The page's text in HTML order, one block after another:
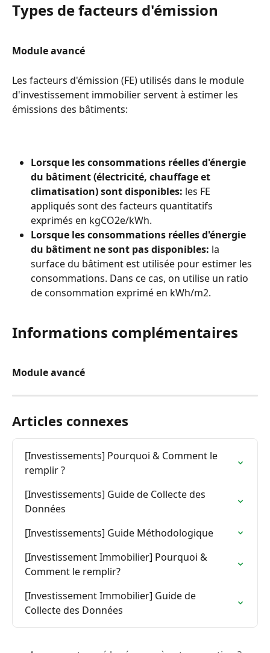
Types de facteurs d'émission
Module avancé
Les facteurs d'émission (FE) utilisés dans le module
d'investissement immobilier servent à estimer les
émissions des bâtiments:
Lorsque les consommations réelles d'énergie
du bâtiment (électricité, chauffage et
climatisation) sont disponibles: les FE
appliqués sont des facteurs quantitatifs
exprimés en kgCO2e/kWh.
Lorsque les consommations réelles d'énergie
du bâtiment ne sont pas disponibles: la
surface du bâtiment est utilisée pour estimer les
consommations. Dans ce cas, on utilise un ratio
de consommation exprimé en kWh/m2.
Informations complémentaires
Module avancé
Articles connexes
[Investissements] Pourquoi & Comment le
remplir ?
[Investissements] Guide de Collecte des
Données
[Investissements] Guide Méthodologique
[Investissement Immobilier] Pourquoi &
Comment le remplir?
[Investissement Immobilier] Guide de
Collecte des Données